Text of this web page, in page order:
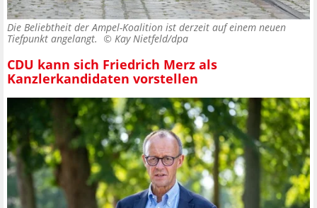
Die Beliebtheit der Ampel-Koalition ist derzeit auf einem neuen
Tiefpunkt angelangt. © Kay Nietfeld/dpa
CDU kann sich Friedrich Merz als
Kanzlerkandidaten vorstellen